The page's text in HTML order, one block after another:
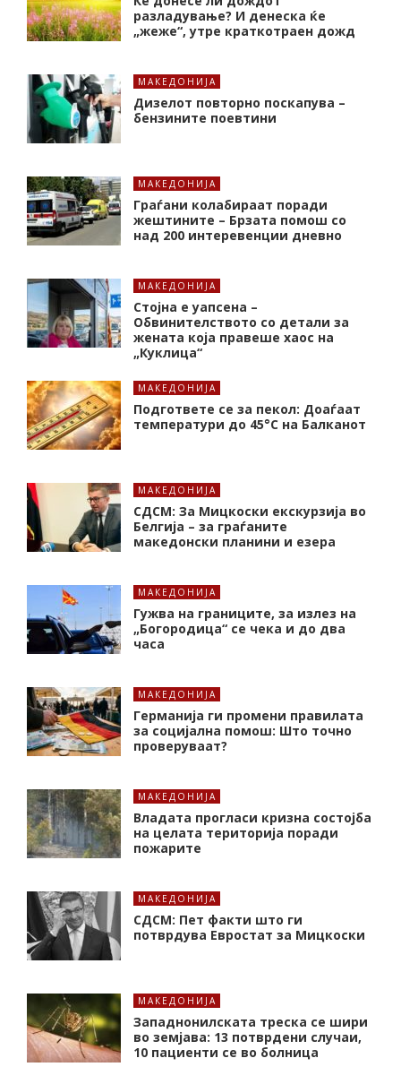
разладување? И денеска ќе
„жеже“, утре краткотраен дожд
МАКЕДОНИЈА
Дизелот повторно поскапува –
бензините поевтини
МАКЕДОНИЈА
Граѓани колабираат поради
жештините – Брзата помош со
над 200 интеревенции дневно
МАКЕДОНИЈА
Стојна е уапсена –
Обвинителството со детали за
жената која правеше хаос на
„Куклица“
МАКЕДОНИЈА
Подгответе се за пекол: Доаѓаат
температури до 45°C на Балканот
МАКЕДОНИЈА
СДСМ: За Мицкоски екскурзија во
Белгија – за граѓаните
македонски планини и езера
МАКЕДОНИЈА
Гужва на границите, за излез на
„Богородица“ се чека и до два
часа
МАКЕДОНИЈА
Германија ги промени правилата
за социјална помош: Што точно
проверуваат?
МАКЕДОНИЈА
Владата прогласи кризна состојба
на целата територија поради
пожарите
МАКЕДОНИЈА
СДСМ: Пет факти што ги
потврдува Евростат за Мицкоски
МАКЕДОНИЈА
Западнонилската треска се шири
во земјава: 13 потврдени случаи,
10 пациенти се во болница